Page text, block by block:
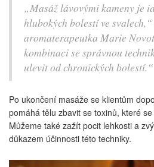
„Masáž lávovými kameny je
hlubokých bolestí ve
aromaterapeutka Marie
kombinaci se správnou
ulevit od chronických bolestí.“
Po ukončení masáže se klientům
pomáhá tělu zbavit se toxinů, které
Můžeme také zažít pocit lehkosti a
důkazem účinnosti této techniky.